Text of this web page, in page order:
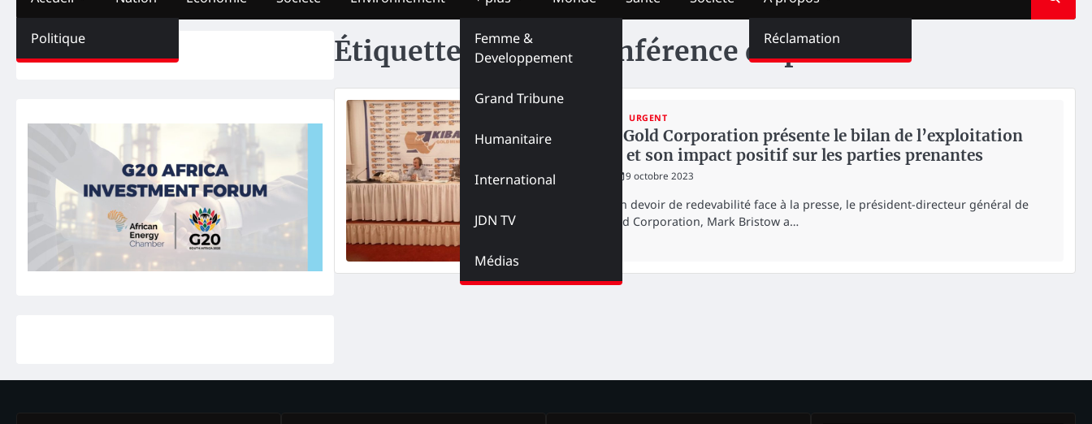
Politique
Femme &
Developpement
Grand Tribune
Humanitaire
International
JDN TV
Médias
Réclamation
Étiquette :50ème conférence de presse
URGENT
Barrick Gold Corporation présente le bilan de l’exploitation
minière et son impact positif sur les parties prenantes
9 octobre 2023
Fidèle à son devoir de redevabilité face à la presse, le président-directeur général de
Barrick Gold Corporation, Mark Bristow a…